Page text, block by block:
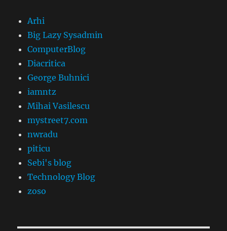
Arhi
Big Lazy Sysadmin
ComputerBlog
Diacritica
George Buhnici
iamntz
Mihai Vasilescu
mystreet7.com
nwradu
piticu
Sebi's blog
Technology Blog
zoso